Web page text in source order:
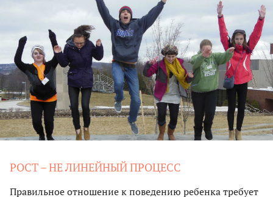
РОСТ – НЕ ЛИНЕЙНЫЙ ПРОЦЕСС
Правильное отношение к поведению ребенка требует